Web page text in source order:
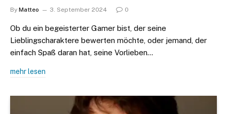
By Matteo 3. September 2024 0
Ob du ein begeisterter Gamer bist, der seine
Lieblingscharaktere bewerten möchte, oder jemand, der
einfach Spaß daran hat, seine Vorlieben…
mehr lesen